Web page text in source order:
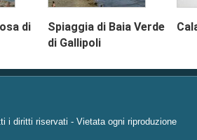
di
Spiaggia di Baia Verde
di Gallipoli
i diritti riservati - Vietata ogni riproduzione